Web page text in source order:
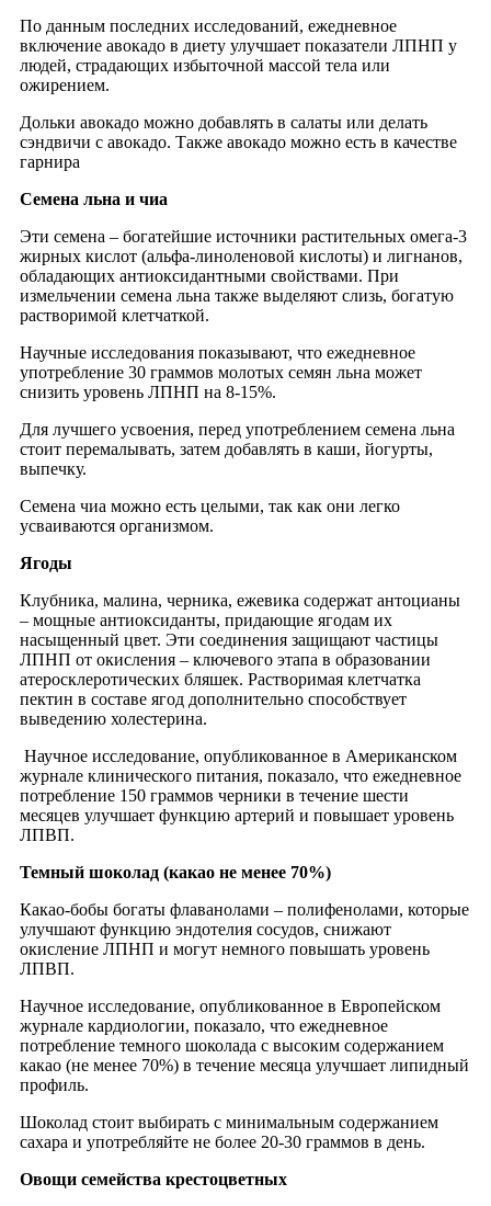
По данным последних исследований, ежедневное
включение авокадо в диету улучшает показатели ЛПНП у
людей, страдающих избыточной массой тела или
ожирением.
Дольки авокадо можно добавлять в салаты или делать
сэндвичи с авокадо. Также авокадо можно есть в качестве
гарнира
Семена льна и чиа
Эти семена – богатейшие источники растительных омега-3
жирных кислот (альфа-линоленовой кислоты) и лигнанов,
обладающих антиоксидантными свойствами. При
измельчении семена льна также выделяют слизь, богатую
растворимой клетчаткой.
Научные исследования показывают, что ежедневное
употребление 30 граммов молотых семян льна может
снизить уровень ЛПНП на 8-15%.
Для лучшего усвоения, перед употреблением семена льна
стоит перемалывать, затем добавлять в каши, йогурты,
выпечку.
Семена чиа можно есть целыми, так как они легко
усваиваются организмом.
Ягоды
Клубника, малина, черника, ежевика содержат антоцианы
– мощные антиоксиданты, придающие ягодам их
насыщенный цвет. Эти соединения защищают частицы
ЛПНП от окисления – ключевого этапа в образовании
атеросклеротических бляшек. Растворимая клетчатка
пектин в составе ягод дополнительно способствует
выведению холестерина.
Научное исследование, опубликованное в Американском
журнале клинического питания, показало, что ежедневное
потребление 150 граммов черники в течение шести
месяцев улучшает функцию артерий и повышает уровень
ЛПВП.
Темный шоколад (какао не менее 70%)
Какао-бобы богаты флаванолами – полифенолами, которые
улучшают функцию эндотелия сосудов, снижают
окисление ЛПНП и могут немного повышать уровень
ЛПВП.
Научное исследование, опубликованное в Европейском
журнале кардиологии, показало, что ежедневное
потребление темного шоколада с высоким содержанием
какао (не менее 70%) в течение месяца улучшает липидный
профиль.
Шоколад стоит выбирать с минимальным содержанием
сахара и употребляйте не более 20-30 граммов в день.
Овощи семейства крестоцветных